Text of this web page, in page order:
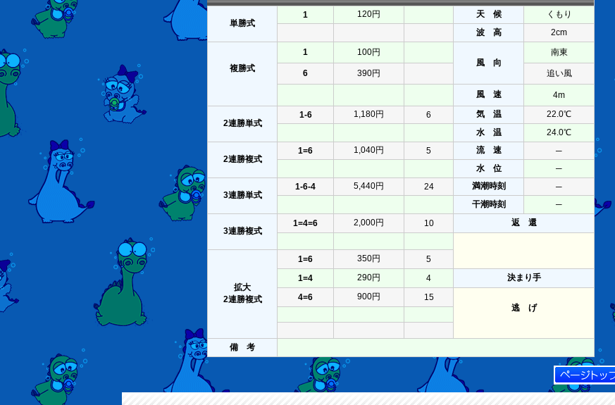
単勝式
1 120円 天 候
くもり
波 高
2cm
複勝式
1
100円
風 向
南東
6 390円 追い風
風 速 4m
2連勝単式
1-6 1,180円 6 気 温
22.0℃
水 温
24.0℃
2連勝複式
1=6 1,040円 5 流 速
─
水 位
─
3連勝単式
1-6-4 5,440円 24 満潮時刻
─
干潮時刻
─
3連勝複式
1=4=6 2,000円 10 返 還
拡大
2連勝複式
1=6 350円
5
1=4
290円 4
決まり手
4=6
900円
15
逃 げ
備 考